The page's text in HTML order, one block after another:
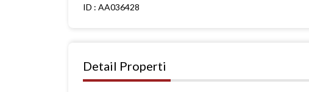
ID : AA036428
Detail Properti